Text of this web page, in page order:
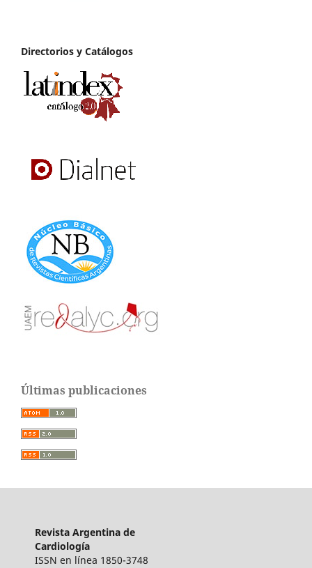
Directorios y Catálogos
Últimas publicaciones
Revista Argentina de
Cardiología
ISSN en línea 1850-3748